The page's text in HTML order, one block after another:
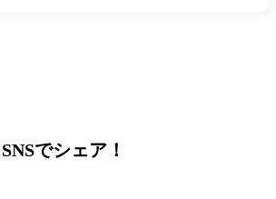
SNSでシェア！